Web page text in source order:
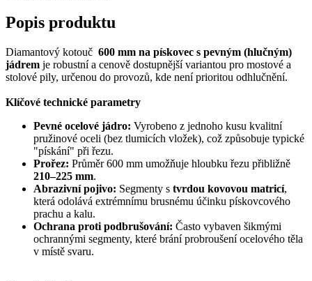
Popis produktu
Diamantový kotouč 600 mm na pískovec s pevným (hlučným)
jádrem je robustní a cenově dostupnější variantou pro mostové a
stolové pily, určenou do provozů, kde není prioritou odhlučnění.
Klíčové technické parametry
Pevné ocelové jádro: Vyrobeno z jednoho kusu kvalitní
pružinové oceli (bez tlumicích vložek), což způsobuje typické
"pískání" při řezu.
Prořez: Průměr 600 mm umožňuje hloubku řezu přibližně
210–225 mm.
Abrazivní pojivo: Segmenty s tvrdou kovovou matricí,
která odolává extrémnímu brusnému účinku pískovcového
prachu a kalu.
Ochrana proti podbrušování: Často vybaven šikmými
ochrannými segmenty, které brání probroušení ocelového těla
v místě svaru.